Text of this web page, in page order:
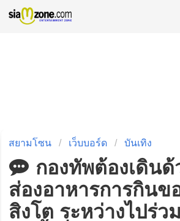
สยามโซน เว็บบอร์ด บันเทิง
กองทัพต้องเดินด้
ส่องอาหารการกินข
สิงโต ระหว่างไปร่